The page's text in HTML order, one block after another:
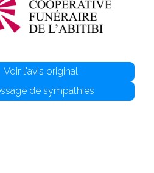
Voir l'avis original
de sympathies